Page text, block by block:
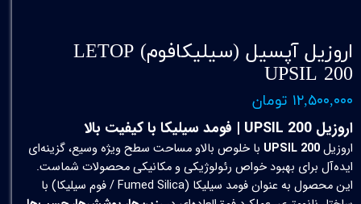
اروزیل آپسیل (سیلیکافوم) LETOP
UPSIL 200
۱۲,۵۰۰,۰۰۰ تومان
اروزیل UPSIL 200 | فومد سیلیکا با کیفیت بالا
اروزیلUPSIL 200 با خلوص بالاو مساحت سطح ویژه وسیع، گزینه‌ای
ایده‌آل برای بهبود خواص رئولوژیکی و مکانیکی محصولات شماست.
این محصول به عنوان فومد سیلیکا (Fumed Silica / فوم سیلیکا) با